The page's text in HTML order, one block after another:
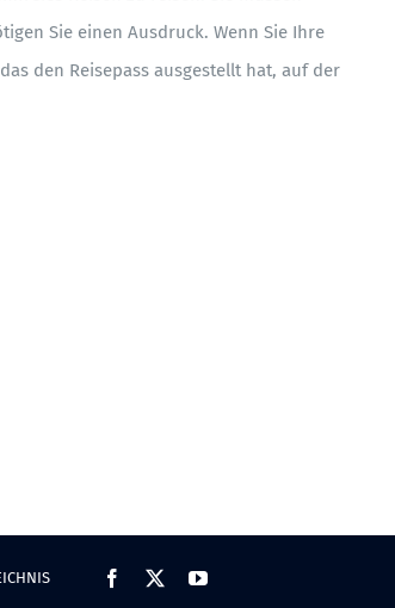
Sie einen Ausdruck. Wenn Sie Ihre
den Reisepass ausgestellt hat, auf der